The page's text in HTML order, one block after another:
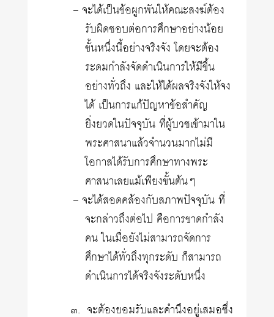
– จะได้เป็นข้อผูกพันให้คณะสงฆ์ต้อง
รับผิดชอบต่อการศึกษาอย่างน้อย
ขั้นหนึ่งนี้อย่างจริงจัง โดยจะต้อง
ระดมกำลังจัดดำเนินการให้มีขึ้น
อย่างทั่วถึง และให้ได้ผลจริงจังให้จง
ได้ เป็นการแก้ปัญหาข้อสำคัญ
ยิ่งยวดในปัจจุบัน ที่ผู้บวชเข้ามาใน
พระศาสนาแล้วจำนวนมากไม่มี
โอกาสได้รับการศึกษาทางพระ
ศาสนาเลยแม้เพียงขั้นต้นๆ
– จะได้สอดคล้องกับสภาพปัจจุบัน ที่
จะกล่าวถึงต่อไป คือการขาดกำลัง
คน ในเมื่อยังไม่สามารถจัดการ
ศึกษาได้ทั่วถึงทุกระดับ ก็สามารถ
ดำเนินการได้จริงจังระดับหนึ่ง
๓. จะต้องยอมรับและคำนึงอยู่เสมอซึ่ง